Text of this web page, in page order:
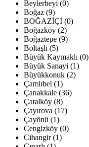
Beylerbeyi (0)
Boğaz (9)
BOĞAZİÇİ (0)
Boğazköy (2)
Boğaztepe (9)
Boltaşlı (5)
Büyük Kaymaklı (0)
Büyük Sanayi (1)
Büyükkonuk (2)
Çamlıbel (1)
Çanakkale (36)
Çatalköy (8)
Çayırova (17)
Çayönü (1)
Cengizköy (0)
Cihangir (1)